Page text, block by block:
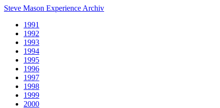
Steve Mason Experience Archiv
1991
1992
1993
1994
1995
1996
1997
1998
1999
2000